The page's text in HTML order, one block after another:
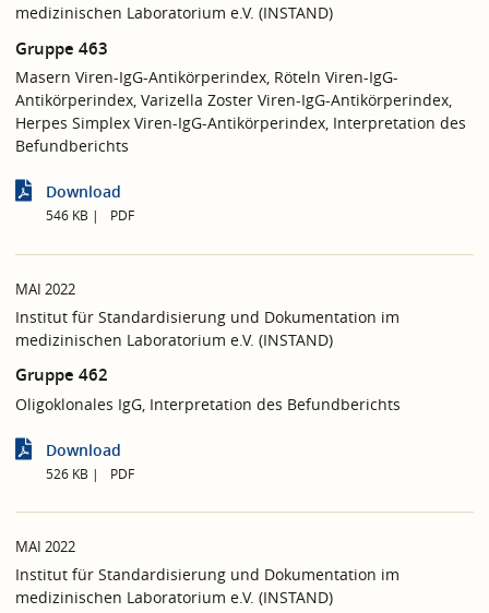
medizinischen Laboratorium e.V. (INSTAND)
Gruppe 463
Masern Viren-IgG-Antikörperindex, Röteln Viren-IgG-
Antikörperindex, Varizella Zoster Viren-IgG-Antikörperindex,
Herpes Simplex Viren-IgG-Antikörperindex, Interpretation des
Befundberichts
Download
546 KB PDF
MAI 2022
Institut für Standardisierung und Dokumentation im
medizinischen Laboratorium e.V. (INSTAND)
Gruppe 462
Oligoklonales IgG, Interpretation des Befundberichts
Download
526 KB PDF
MAI 2022
Institut für Standardisierung und Dokumentation im
medizinischen Laboratorium e.V. (INSTAND)